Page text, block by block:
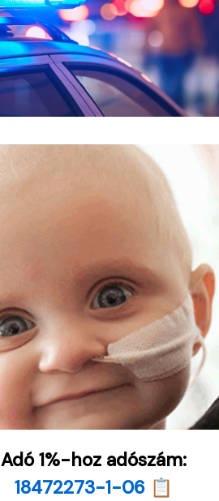
Adó 1%-hoz adószám:
18472273-1-06 📋